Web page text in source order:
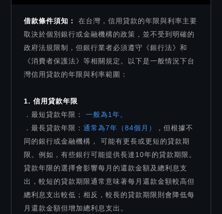
借款條件須知：在台灣，信用貸款的年限與利率主要
取決於個別銀行或金融機構的政策，並不受到明確的
政府法規限制，但銀行業者必須遵守《銀行法》和
《消費者保護法》等相關規定。以下是一般情況下台
灣信用貸款的年限與利率範圍：
1. 信用貸款年限
．最短貸款年限：
一般為1年。
．最長貸款年限：通常為7年（84個月）
，但根據不
同的銀行或金融機構， 可能有更長或更短的貸款期
限。例如，有些銀行可能提供長達10年的貸款期限。
貸款年限的選擇會影響每月的還款金額及總利息支
出，較短的貸款期限通常意味著每月還款金額較高但
總利息支出較低；相反，較長的貸款期限則會降低每
月還款金額但增加總利息支出。